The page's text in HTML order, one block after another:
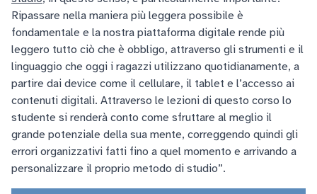
Ripassare nella maniera più leggera possibile è
fondamentale e la nostra piattaforma digitale rende più
leggero tutto ciò che è obbligo, attraverso gli strumenti e il
linguaggio che oggi i ragazzi utilizzano quotidianamente, a
partire dai device come il cellulare, il tablet e l’accesso ai
contenuti digitali. Attraverso le lezioni di questo corso lo
studente si renderà conto come sfruttare al meglio il
grande potenziale della sua mente, correggendo quindi gli
errori organizzativi fatti fino a quel momento e arrivando a
personalizzare il proprio metodo di studio”.